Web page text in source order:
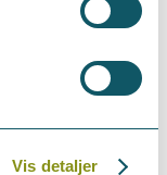
Vis detaljer